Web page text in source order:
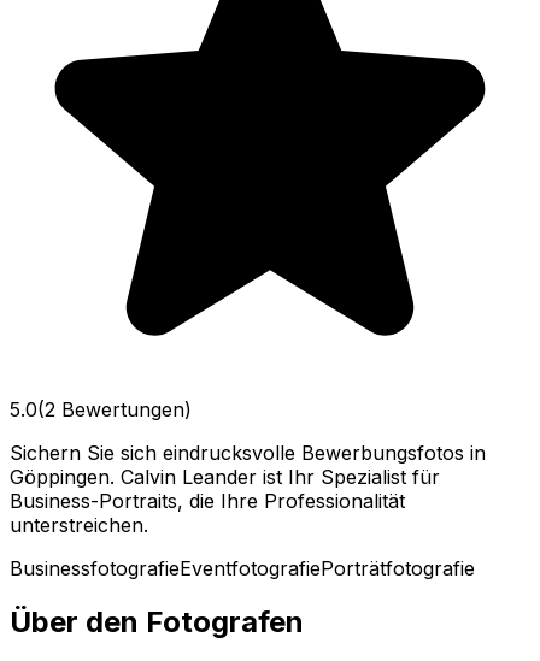
5.0(2 Bewertungen)
Sichern Sie sich eindrucksvolle Bewerbungsfotos in
Göppingen. Calvin Leander ist Ihr Spezialist für
Business-Portraits, die Ihre Professionalität
unterstreichen.
BusinessfotografieEventfotografiePorträtfotografie
Über den Fotografen